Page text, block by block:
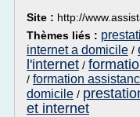
Site : http://
Thèmes liés :
internet a domicile /
l'internet /
/ formation
domicile /
et internet